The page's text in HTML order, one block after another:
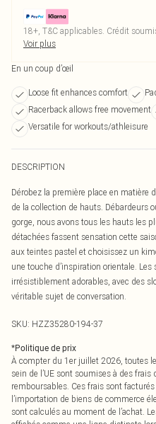
18+, T&C applicables. Crédit
Voir plus
En un coup d’œil
Loose fit enhances comfort
Racerback allows free movement
Versatile for workouts/athleisure
DESCRIPTION
Dérobez la première place en matière
de la collection de hauts. Débardeurs
gorge, nous avons tous les hauts les
détachées fassent sensation cette
aux teintes pastel et choisissez un
une touche d’inspiration orientale.
irrésistiblement adorables, avec des
véritable sujet de conversation.
SKU: HZZ35280-194-37
*Politique de prix
À compter du 1er juillet 2026, toutes
sein de l’UE sont soumises à des frais
remboursables. Ces frais sont
l’importation de biens de commerce
sont calculés au moment de l’achat.